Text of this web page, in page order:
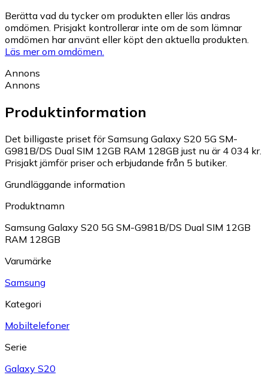
Berätta vad du tycker om produkten eller läs andras
omdömen. Prisjakt kontrollerar inte om de som lämnar
omdömen har använt eller köpt den aktuella produkten.
Läs mer om omdömen.
Annons
Annons
Produktinformation
Det billigaste priset för Samsung Galaxy S20 5G SM-
G981B/DS Dual SIM 12GB RAM 128GB just nu är 4 034 kr.
Prisjakt jämför priser och erbjudande från 5 butiker.
Grundläggande information
Produktnamn
Samsung Galaxy S20 5G SM-G981B/DS Dual SIM 12GB
RAM 128GB
Varumärke
Samsung
Kategori
Mobiltelefoner
Serie
Galaxy S20